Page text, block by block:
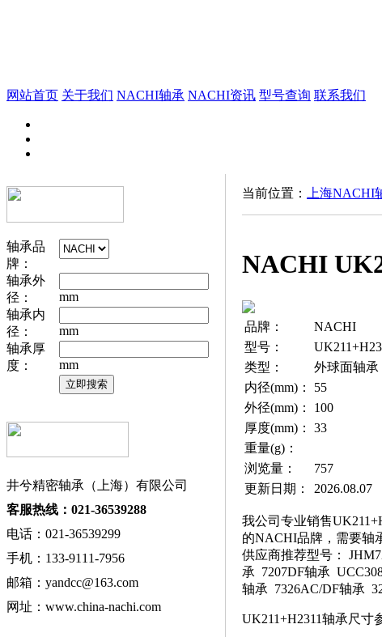
网站首页 关于我们 NACHI轴承 NACHI资讯 型号查询 联系我们
轴承品
牌：
轴承外
径：
mm
轴承内
径：
mm
轴承厚
度：
mm
井兮精密轴承（上海）有限公司
客服热线：021-36539288
电话：021-36539299
手机：133-9111-7956
邮箱：yandcc@163.com
网址：www.china-nachi.com
当前位置： 上海NACHI
NACHI
品牌：
NACHI
型号：
类型：
外球面轴承
内径(mm)：
55
外径(mm)：
100
厚度(mm)：
33
重量(g)：
浏览量：
757
更新日期：
2026.08.07
我公司专业销售
的NACHI品牌，需要轴
供应商推荐型号：
承 7207DF轴承
轴承 7326AC/DF轴承
UK211+H2311轴承尺寸